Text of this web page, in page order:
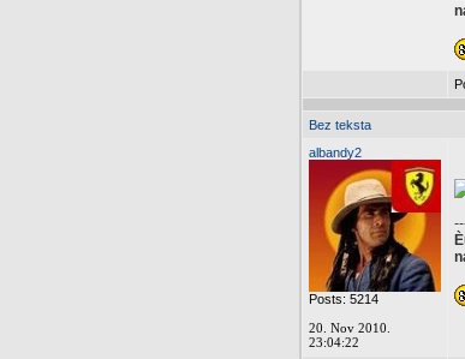
Bez teksta
albandy2
Posts: 5214
20. Nov 2010.
23:04:22